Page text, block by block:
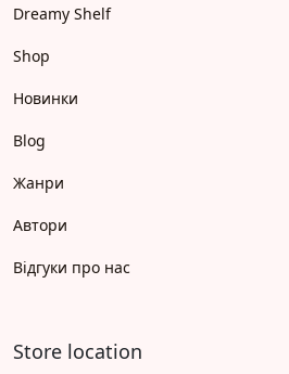
Dreamy Shelf
Shop
Новинки
Blog
Жанри
Автори
Відгуки про нас
Store location